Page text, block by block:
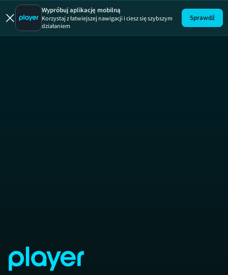
Wypróbuj aplikację mobilną
Korzystaj z łatwiejszej nawigacji i ciesz się szybszym
działaniem
Sprawdź